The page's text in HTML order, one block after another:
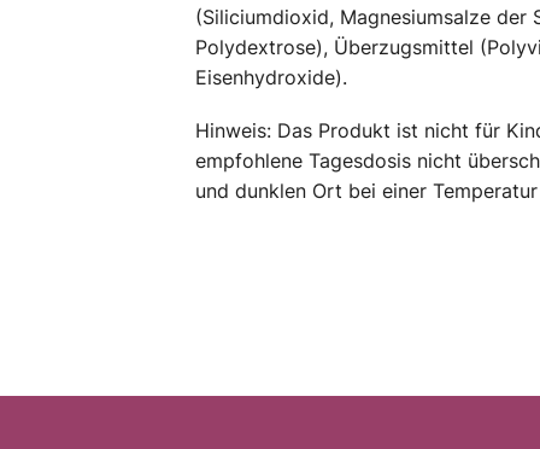
(Siliciumdioxid, Magnesiumsalze
Polydextrose), Überzugsmittel
Eisenhydroxide).
Hinweis: Das Produkt ist nicht für
empfohlene Tagesdosis nicht
und dunklen Ort bei einer